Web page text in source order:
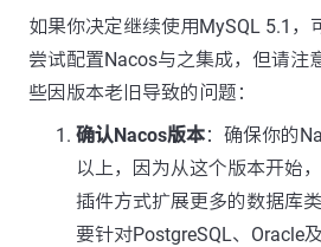
如果你决定继续使用MySQL 5.1，
尝试配置Nacos与之集成，但请注
些因版本老旧导致的问题：
确认Nacos版本：确保你的
以上，因为从这个版本开始
插件方式扩展更多的数据库
要针对PostgreSQL、Oracle